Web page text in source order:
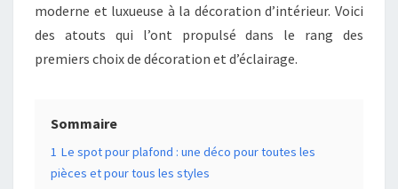
moderne et luxueuse à la décoration d’intérieur. Voici
des atouts qui l’ont propulsé dans le rang des
premiers choix de décoration et d’éclairage.
Sommaire
1 Le spot pour plafond : une déco pour toutes les
pièces et pour tous les styles